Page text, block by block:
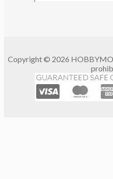
Copyright © 2026